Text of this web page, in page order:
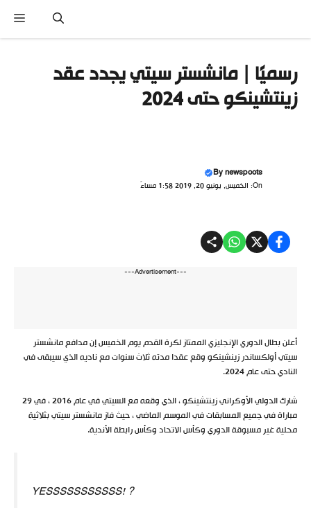
المحتوى
رسميًا | مانشستر سيتي يجدد عقد
زينتشينكو حتى 2024
Bynewspoots
On: الخميس, يونيو 20, 2019 1:58 مساءً
---Advertisement---
أعلن بطال الدوري الإنجليزي الممتاز لكرة القدم يوم الخميس إن مدافع مانشستر
سيتي أولكساندر زينشينكو وقع عقدا مدته ثلاث سنوات مع ناديه الذي سيبقى في
النادي حتى عام 2024.
شارك الدولي الأوكراني زينتشينكو ، الذي وقعه مع السيتي في عام 2016 ، في 29
مباراة في جميع المسابقات في الموسم الماضي ، حيث فاز مانشستر سيتي بثلاثية
محلية غير مسبوقة الدوري وكأس الاتحاد وكأس رابطة الأندية.
YESSSSSSSSSSS! ?